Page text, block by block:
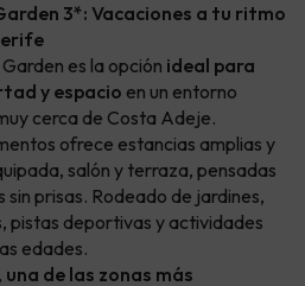
3*: Vacaciones a tu ritmo
es la opción ideal para
y espacio en un entorno
cerca de Costa Adeje.
ofrece estancias amplias y
salón y terraza, pensadas
prisas. Rodeado de jardines,
pistas deportivas y actividades
edades.
una de las zonas más